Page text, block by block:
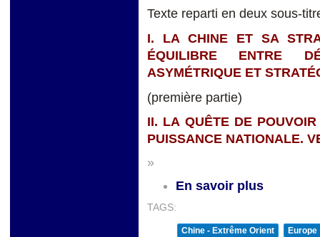
Texte reparti en deux sous-
I. LA CHINE ET SA
ÉQUILIBRE ENTRE
ASYMÉTRIQUE ET
(première partie)
II. LA QUÊTE DE
PUISSANCE NATIONALE.
»
En savoir plus
TAGS:
Chine - Extrême Orient
Europe